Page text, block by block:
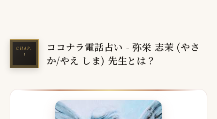
ココナラ電話占い - 弥栄 志茉 (やさ
か/やえ しま) 先生とは？